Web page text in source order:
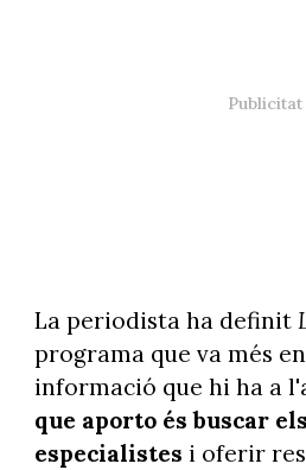
La periodista ha definit
programa que va més
informació que hi ha a
que aporto és buscar
especialistes i oferir